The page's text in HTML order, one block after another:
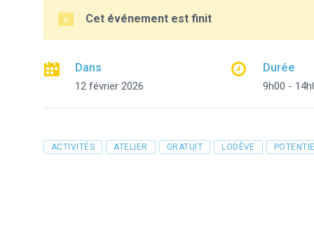
Cet événement est finit
Dans
12 février 2026
Durée
9h00 -
Tags
ACTIVITÉS ATELIER GRATUIT LODÈVE